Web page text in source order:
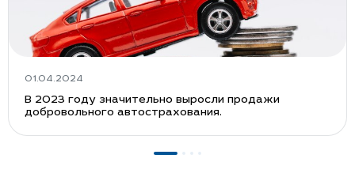
01.04.2024
В 2023 году значительно выросли продажи
добровольного автострахования.